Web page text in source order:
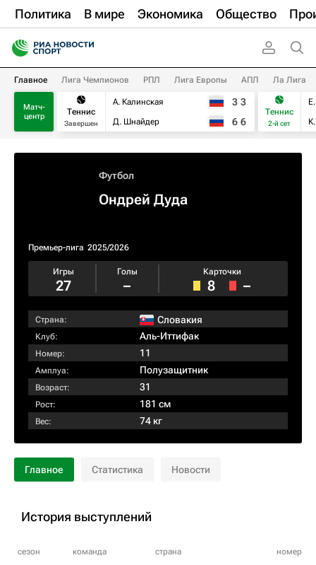
Политика В мире Экономика Общество
Главное Лига Чемпионов РПЛ Лига Европы АПЛ Ла Лига
Матч-
центр
Теннис
Завершен
А. Калинская
Д. Шнайдер
3 3
6 6
Теннис
2-й сет
Футбол
Ондрей Дуда
Премьер-лига 2025/2026
Игры
27
Голы
–
Карточки
8 –
Страна: Словакия
Клуб: Аль-Иттифак
Номер: 11
Амплуа: Полузащитник
Возраст: 31
Рост: 181 см
Вес: 74 кг
Главное Статистика Новости
История выступлений
сезон команда страна номер